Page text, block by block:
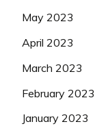
May 2023
April 2023
March 2023
February 2023
January 2023